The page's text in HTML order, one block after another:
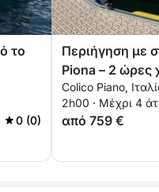
το
0 (0)
Περιήγηση με
Piona – 2
λίμνη από το
Colico Piano,
2h00 · Μέχρι 4
από 759 €